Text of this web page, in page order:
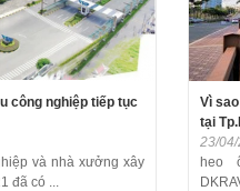
công nghiệp tiếp tục
và nhà xưởng xây
đã có ...
Vì
tại
23/
heo